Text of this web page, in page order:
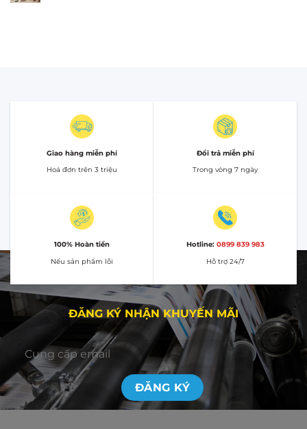
Giao hàng miễn phí
Hoá đơn trên 3 triệu
Đổi trả miễn phí
Trong vòng 7 ngày
100% Hoàn tiền
Nếu sản phẩm lỗi
Hotline: 0899 839 983
Hỗ trợ 24/7
ĐĂNG KÝ NHẬN KHUYẾN MÃI